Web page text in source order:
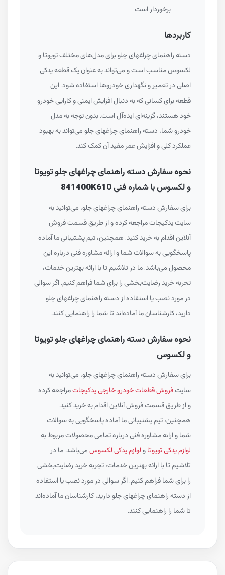
برخوردار است.
کاربردها
دسته راهنمای چراغهای جلو برای مدل‌های مختلف تویوتا و
لکسوس مناسب است و می‌تواند به عنوان یک قطعه یدکی
اصلی در تعمیر و نگهداری خودروها استفاده شود. این
قطعه برای کسانی که به دنبال افزایش ایمنی و کارایی خودرو
خود هستند، گزینه‌ای ایده‌آل است. بدون توجه به مدل
خودرو شما، دسته راهنمای چراغهای جلو می‌تواند به بهبود
عملکرد کلی و افزایش عمر مفید آن کمک کند.
نحوه سفارش دسته راهنمای چراغهای جلو تویوتا
و لکسوس با شماره فنی 841400K610
برای سفارش دسته راهنمای چراغهای جلو، می‌توانید به
سایت یدکیجات مراجعه کرده و از طریق قسمت فروش
آنلاین اقدام به خرید کنید. همچنین، تیم پشتیبانی ما آماده
پاسخگویی به سوالات شما و ارائه مشاوره فنی درباره این
محصول می‌باشد. ما در تلاشیم تا با ارائه بهترین خدمات،
تجربه خرید رضایت‌بخشی را برای شما فراهم کنیم. اگر سوالی
در مورد نصب یا استفاده از دسته راهنمای چراغهای جلو
دارید، کارشناسان ما آماده‌اند تا شما را راهنمایی کنند.
نحوه سفارش دسته راهنمای چراغهای جلو تویوتا
و لکسوس
برای سفارش دسته راهنمای چراغهای جلو، می‌توانید به
سایتفروش قطعات خودرو خارجی یدکیجاتمراجعه کرده
و از طریق قسمت فروش آنلاین اقدام به خرید کنید.
همچنین، تیم پشتیبانی ما آماده پاسخگویی به سوالات
شما و ارائه مشاوره فنی درباره تمامی محصولات مربوط به
لوازم یدکی تویوتاولوازم یدکی لکسوسمی‌باشد. ما در
تلاشیم تا با ارائه بهترین خدمات، تجربه خرید رضایت‌بخشی
را برای شما فراهم کنیم. اگر سوالی در مورد نصب یا استفاده
از دسته راهنمای چراغهای جلو دارید، کارشناسان ما آماده‌اند
تا شما را راهنمایی کنند.